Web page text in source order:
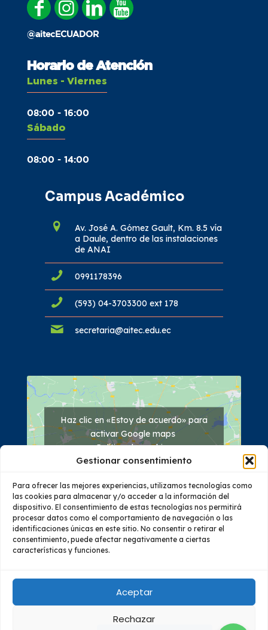
Gestionar consentimiento
Para ofrecer las mejores experiencias, utilizamos tecnologías como
las cookies para almacenar y/o acceder a la información del
dispositivo. El consentimiento de estas tecnologías nos permitirá
procesar datos como el comportamiento de navegación o las
identificaciones únicas en este sitio. No consentir o retirar el
consentimiento, puede afectar negativamente a ciertas
características y funciones.
Aceptar
Rechazar
@aitecECUADOR
Horario de Atención
Lunes - Viernes
08:00 - 16:00
Sábado
08:00 - 14:00
Campus Académico
Av. José A. Gómez Gault, Km. 8.5 vía
a Daule, dentro de las instalaciones
de ANAI
0991178396
(593) 04-3703300 ext 178
secretaria@aitec.edu.ec
Haz clic en «Estoy de acuerdo» para
activar Google maps
Política de cookies
Educación Continua
© 2023 Todos los derechos reservados – Instituto Superior